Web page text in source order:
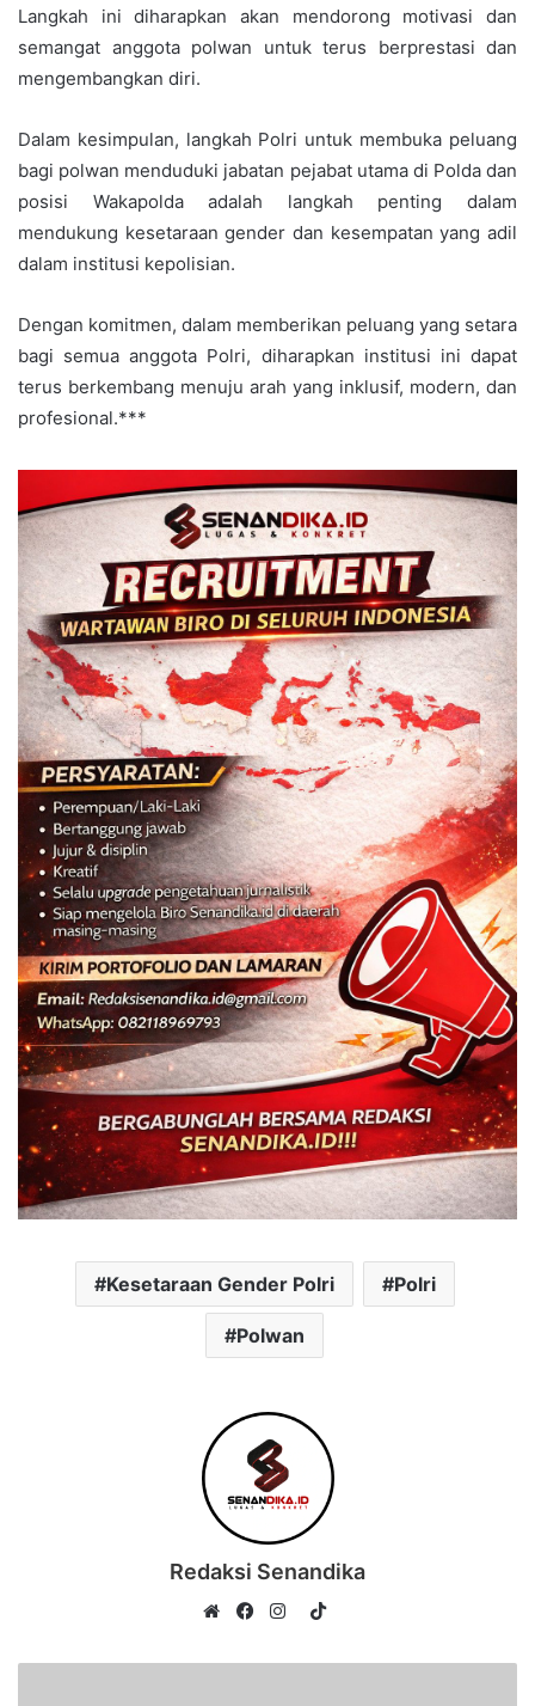
Langkah ini diharapkan akan mendorong motivasi dan
semangat anggota polwan untuk terus berprestasi dan
mengembangkan diri.
Dalam kesimpulan, langkah Polri untuk membuka peluang
bagi polwan menduduki jabatan pejabat utama di Polda dan
posisi Wakapolda adalah langkah penting dalam
mendukung kesetaraan gender dan kesempatan yang adil
dalam institusi kepolisian.
Dengan komitmen, dalam memberikan peluang yang setara
bagi semua anggota Polri, diharapkan institusi ini dapat
terus berkembang menuju arah yang inklusif, modern, dan
profesional.***
Kesetaraan Gender Polri Polri
Polwan
Redaksi Senandika
TikTok